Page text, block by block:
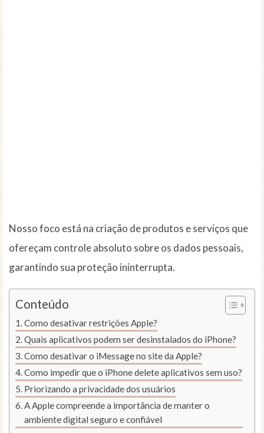
Nosso foco está na criação de produtos e serviços que
ofereçam controle absoluto sobre os dados pessoais,
garantindo sua proteção ininterrupta.
Conteúdo
Como desativar restrições Apple?
Quais aplicativos podem ser desinstalados do iPhone?
Como desativar o iMessage no site da Apple?
Como impedir que o iPhone delete aplicativos sem uso?
Priorizando a privacidade dos usuários
A Apple compreende a importância de manter o
ambiente digital seguro e confiável